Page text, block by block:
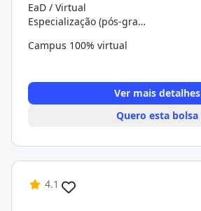
EaD / Virtual
Especialização (pós-graduação)
Campus 100% virtual
Ver mais detalhes
Quero esta bolsa
4.1